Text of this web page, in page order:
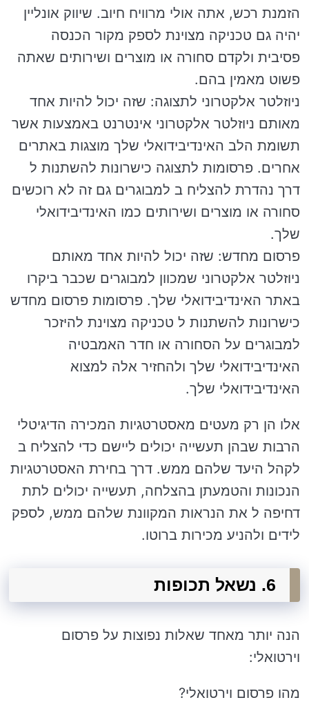
הזמנת רכש, אתה אולי מרוויח חיוב. שיווק אונליין
יהיה גם טכניקה מצוינת לספק מקור הכנסה
פסיבית ולקדם סחורה או מוצרים ושירותים שאתה
פשוט מאמין בהם.
ניוזלטר אלקטרוני לתצוגה: שזה יכול להיות אחד
מאותם ניוזלטר אלקטרוני אינטרנט באמצעות אשר
תשומת הלב האינדיבידואלי שלך מוצגות באתרים
אחרים. פרסומות לתצוגה כישרונות להשתנות ל
דרך נהדרת להצליח ב למבוגרים גם זה לא רוכשים
סחורה או מוצרים ושירותים כמו האינדיבידואלי
שלך.
פרסום מחדש: שזה יכול להיות אחד מאותם
ניוזלטר אלקטרוני שמכוון למבוגרים שכבר ביקרו
באתר האינדיבידואלי שלך. פרסומות פרסום מחדש
כישרונות להשתנות ל טכניקה מצוינת להיזכר
למבוגרים על הסחורה או חדר האמבטיה
האינדיבידואלי שלך ולהחזיר אלה למצוא
האינדיבידואלי שלך.
אלו הן רק מעטים מאסטרטגיות המכירה הדיגיטלי
הרבות שבהן תעשייה יכולים ליישם כדי להצליח ב
לקהל היעד שלהם ממש. דרך בחירת האסטרטגיות
הנכונות והטמעתן בהצלחה, תעשייה יכולים לתת
דחיפה ל את הנראות המקוונת שלהם ממש, לספק
לידים ולהניע מכירות ברוטו.
6. נשאל תכופות
הנה יותר מאחד שאלות נפוצות על פרסום
וירטואלי:
מהו פרסום וירטואלי?